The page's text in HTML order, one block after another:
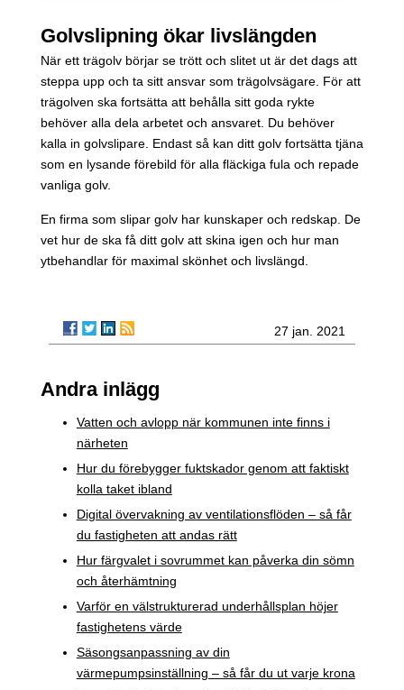
Golvslipning ökar livslängden
När ett trägolv börjar se trött och slitet ut är det dags att
steppa upp och ta sitt ansvar som trägolvsägare. För att
trägolven ska fortsätta att behålla sitt goda rykte
behöver alla dela arbetet och ansvaret. Du behöver
kalla in golvslipare. Endast så kan ditt golv fortsätta tjäna
som en lysande förebild för alla fläckiga fula och repade
vanliga golv.
En firma som slipar golv har kunskaper och redskap. De
vet hur de ska få ditt golv att skina igen och hur man
ytbehandlar för maximal skönhet och livslängd.
27 jan. 2021
Andra inlägg
Vatten och avlopp när kommunen inte finns i
närheten
Hur du förebygger fuktskador genom att faktiskt
kolla taket ibland
Digital övervakning av ventilationsflöden – så får
du fastigheten att andas rätt
Hur färgvalet i sovrummet kan påverka din sömn
och återhämtning
Varför en välstrukturerad underhållsplan höjer
fastighetens värde
Säsongsanpassning av din
värmepumpsinställning – så får du ut varje krona